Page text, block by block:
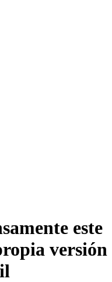
este
versión